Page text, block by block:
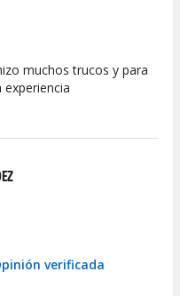
10muchos trucos y para
verificada